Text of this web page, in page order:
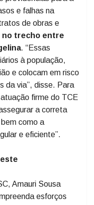
deste ao
o deputado
para a
e falhas na
de obras e
no trecho entre
. “Essas
à população,
e colocam em risco
da via”, disse. Para
firme do TCE
como a